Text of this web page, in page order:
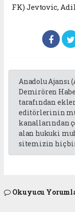
FK) Jevtovic,
Anadolu Ajansı
Demirören
tarafından
editörlerinin
kanallarından
alan hukuki
sitemizin hiç
Okuyucu